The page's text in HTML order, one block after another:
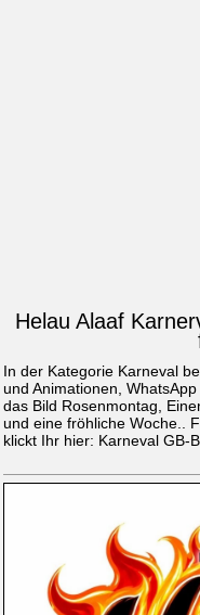
Helau Alaaf
In der Kategorie Karneval
und Animationen,
das Bild Rosenmontag,
und eine fröhliche Woche..
klickt Ihr hier: Karneval GB-